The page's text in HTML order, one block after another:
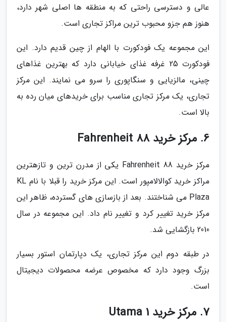
عالی و دسترسی راحتی که به منطقه ها اصلی شهر دارد،
هنوز هم جزو محبوب ترین مراکز تجاری است.
این مجموعه یک فودکورت با الهام از چین قدیم دارد. این
فودکورت 25 غرفه غذای خیابانی دارد که بهترین غذاهای
چینی، مالزیایی و سنگاپوری را سرو می نمایند. این مرکز
تجاری، یک مرکز تجاری مناسب برای خریدهای میان رده به
بالا است.
6. مرکز خرید Fahrenheit 88
مرکز خرید Fahrenheit 88 یکی از مدرن ترین و تازهترین
مراکز خرید کوالالامپور است. این مرکز خرید را قبلا با نام KL
Plaza می شناختند. بعد از بازسازی های گسترده، ظاهر این
مرکز خرید تغییر کرد و تغییر نام داد. این مجموعه در سال
2010 بازگشایی شد.
در طبقه دوم این مرکز تجاری، یک دپارتمان استور بسیار
بزرگ وجود دارد که مخصوص عرضه محصولات دیجیتال
است.
7. مرکز خرید 1 Utama